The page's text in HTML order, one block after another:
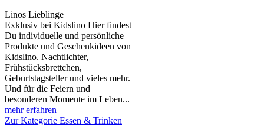
Linos Lieblinge
Exklusiv bei Kidslino Hier findest
Du individuelle und persönliche
Produkte und Geschenkideen von
Kidslino. Nachtlichter,
Frühstücksbrettchen,
Geburtstagsteller und vieles mehr.
Und für die Feiern und
besonderen Momente im Leben...
mehr erfahren
Zur Kategorie Essen & Trinken